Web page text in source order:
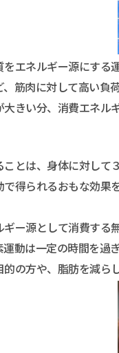
エネルギー源にする運
筋肉に対して高い負
きい分、消費エネ
とは、身体に対して
得られるおもな効果
ー源として消費する
動は一定の時間を過
の方や、脂肪を減ら